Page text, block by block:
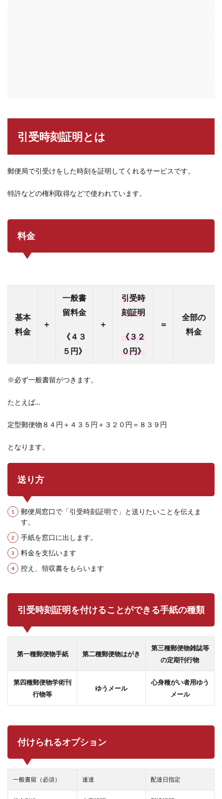
引受時刻証明とは
郵便局で引受けをした時刻を証明してくれるサービスです。
特許などの権利取得などで使われています。
料金
基本
料金
＋
一般書
留料金
《４３
５円》
＋
引受時
刻証明
《３２
０円》
＝
全部の
料金
※必ず一般書留がつきます。
たとえば…
定型郵便物８４円＋４３５円＋３２０円＝８３９円
となります。
送り方
郵便局窓口で「引受時刻証明で」と送りたいことを伝えま
す。
手紙を窓口に出します。
料金を支払います
控え、領収書をもらいます
引受時刻証明を付けることができる手紙の種類
第一種郵便物手紙 第二種郵便物はがき
第三種郵便物雑誌等
の定期刊行物
第四種郵便物学術刊
行物等
ゆうメール
心身種がい者用ゆう
メール
付けられるオプション
一般書留（必須） 速達 配達日指定